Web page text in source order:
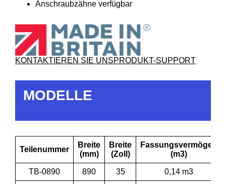
Anschraubzähne verfügbar
KONTAKTIEREN SIE UNSPRODUKT-SUPPORT
MODELLE
Teilenummer
Breite
(mm)
Breite
(Zoll)
Fassungsvermögen
(m3)
TB-0890 890 35 0,14 m3